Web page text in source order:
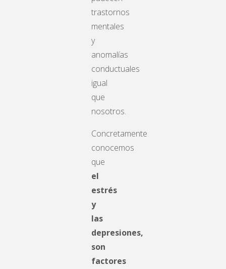
trastornos
mentales
y
anomalías
conductuales
igual
que
nosotros.
Concretamente
conocemos
que
el
estrés
y
las
depresiones,
son
factores